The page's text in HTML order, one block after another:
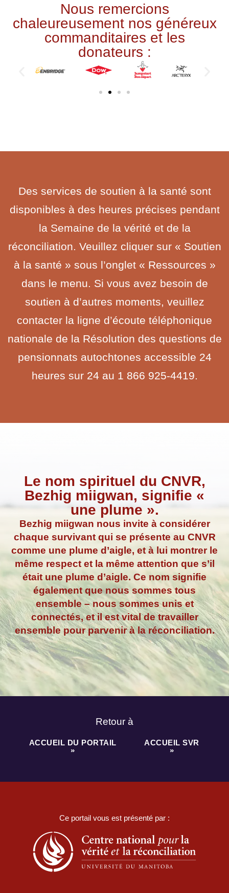
Nous remercions
chaleureusement nos généreux
commanditaires et les
donateurs :
Des services de soutien à la santé sont
disponibles à des heures précises pendant
la Semaine de la vérité et de la
réconciliation. Veuillez cliquer sur « Soutien
à la santé » sous l’onglet « Ressources »
dans le menu. Si vous avez besoin de
soutien à d’autres moments, veuillez
contacter la ligne d’écoute téléphonique
nationale de la Résolution des questions de
pensionnats autochtones accessible 24
heures sur 24 au 1 866 925-4419.
Le nom spirituel du CNVR,
Bezhig miigwan, signifie «
une plume ».
Bezhig miigwan nous invite à considérer
chaque survivant qui se présente au CNVR
comme une plume d’aigle, et à lui montrer le
même respect et la même attention que s’il
était une plume d’aigle. Ce nom signifie
également que nous sommes tous
ensemble – nous sommes unis et
connectés, et il est vital de travailler
ensemble pour parvenir à la réconciliation.
Retour à
ACCUEIL DU PORTAIL
»
ACCUEIL SVR
»
Ce portail vous est présenté par :